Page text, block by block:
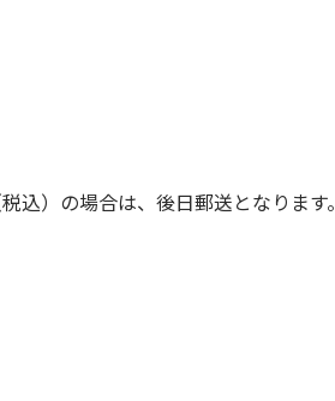
）の場合は、後日郵送となります。